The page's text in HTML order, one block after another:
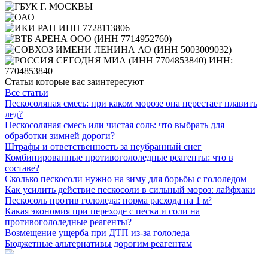
Статьи которые вас заинтересуют
Все статьи
Пескосоляная смесь: при каком морозе она перестает плавить
лед?
Пескосоляная смесь или чистая соль: что выбрать для
обработки зимней дороги?
Штрафы и ответственность за неубранный снег
Комбинированные противогололедные реагенты: что в
составе?
Сколько пескосоли нужно на зиму для борьбы с гололедом
Как усилить действие пескосоли в сильный мороз: лайфхаки
Пескосоль против гололеда: норма расхода на 1 м²
Какая экономия при переходе с песка и соли на
противогололедные реагенты?
Возмещение ущерба при ДТП из-за гололеда
Бюджетные альтернативы дорогим реагентам